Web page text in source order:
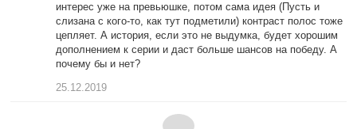
интерес уже на превьюшке, потом сама идея (Пусть и
слизана с кого-то, как тут подметили) контраст полос тоже
цепляет. А история, если это не выдумка, будет хорошим
дополнением к серии и даст больше шансов на победу. А
почему бы и нет?
25.12.2019